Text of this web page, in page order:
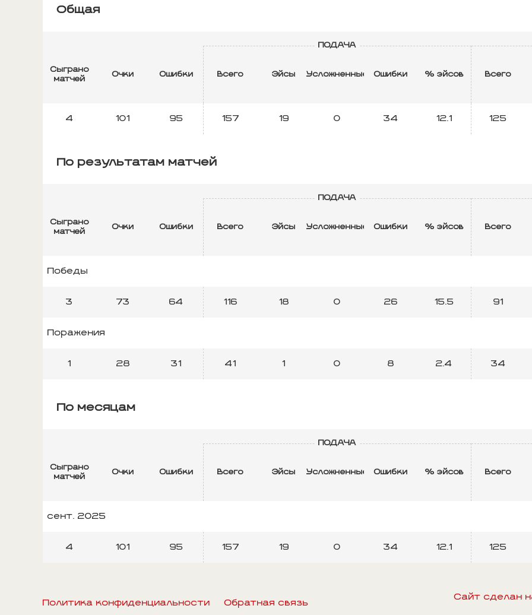
Общая
Сыграно
матчей
Очки Ошибки
ПОДАЧА
Всего Эйсы Усложненные Ошибки % эйсов Всего
4 101 95 157 19 0 34 12.1 125
По результатам матчей
Сыграно
матчей
Очки Ошибки
ПОДАЧА
Всего Эйсы Усложненные Ошибки % эйсов Всего
Победы
3 73 64 116 18 0 26 15.5 91
Поражения
1 28 31 41 1 0 8 2.4 34
По месяцам
Сыграно
матчей
Очки Ошибки
ПОДАЧА
Всего Эйсы Усложненные Ошибки % эйсов Всего
сент. 2025
4 101 95 157 19 0 34 12.1 125
Политика конфиденциальности Обратная связь
Сайт сделан